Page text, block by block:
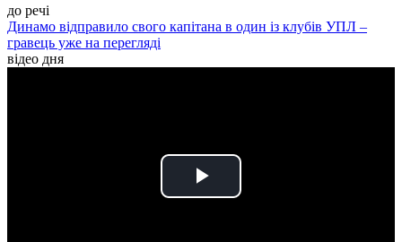
до речі
Динамо відправило свого капітана в один із клубів УПЛ –
гравець уже на перегляді
відео дня
Play